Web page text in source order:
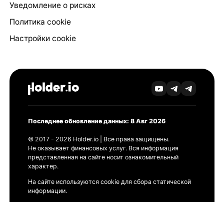
Уведомление о рисках
Политика cookie
Настройки cookie
Последнее обновление данных: 8 Авг 2026
© 2017 - 2026 Holder.io | Все права защищены.
Не оказывает финансовых услуг. Вся информация
представленная на сайте носит ознакомительный
характер.
На сайте используются cookie для сбора статической
информации.